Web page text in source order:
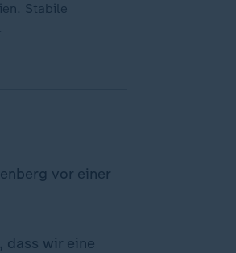
Stabile
vor einer
dass wir eine